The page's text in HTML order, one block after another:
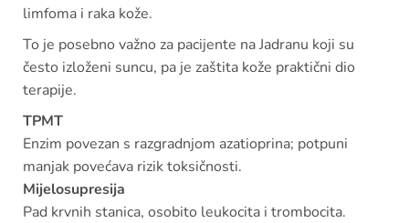
limfoma i raka kože.
To je posebno važno za pacijente na Jadranu koji su
često izloženi suncu, pa je zaštita kože praktični dio
terapije.
TPMT
Enzim povezan s razgradnjom azatioprina; potpuni
manjak povećava rizik toksičnosti.
Mijelosupresija
Pad krvnih stanica, osobito leukocita i trombocita.